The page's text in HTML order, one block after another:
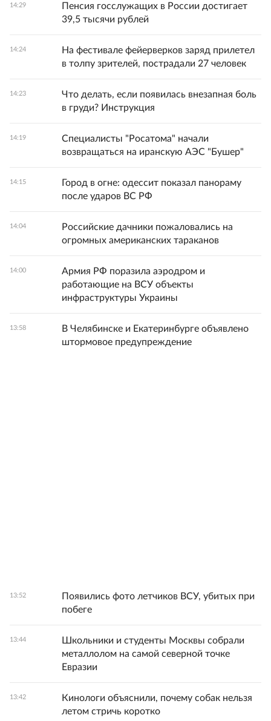
14:29
Пенсия госслужащих в России достигает
39,5 тысячи рублей
14:24
На фестивале фейерверков заряд прилетел
в толпу зрителей, пострадали 27 человек
14:23
Что делать, если появилась внезапная боль
в груди? Инструкция
14:19
Специалисты "Росатома" начали
возвращаться на иранскую АЭС "Бушер"
14:15
Город в огне: одессит показал панораму
после ударов ВС РФ
14:04
Российские дачники пожаловались на
огромных американских тараканов
14:00
Армия РФ поразила аэродром и
работающие на ВСУ объекты
инфраструктуры Украины
13:58
В Челябинске и Екатеринбурге объявлено
штормовое предупреждение
13:52
Появились фото летчиков ВСУ, убитых при
побеге
13:44
Школьники и студенты Москвы собрали
металлолом на самой северной точке
Евразии
13:42
Кинологи объяснили, почему собак нельзя
летом стричь коротко